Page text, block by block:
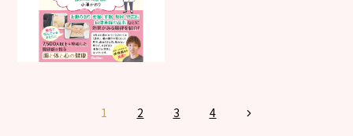
お仕事
デフォルメ
制作年： 2024年
1 2 3 4